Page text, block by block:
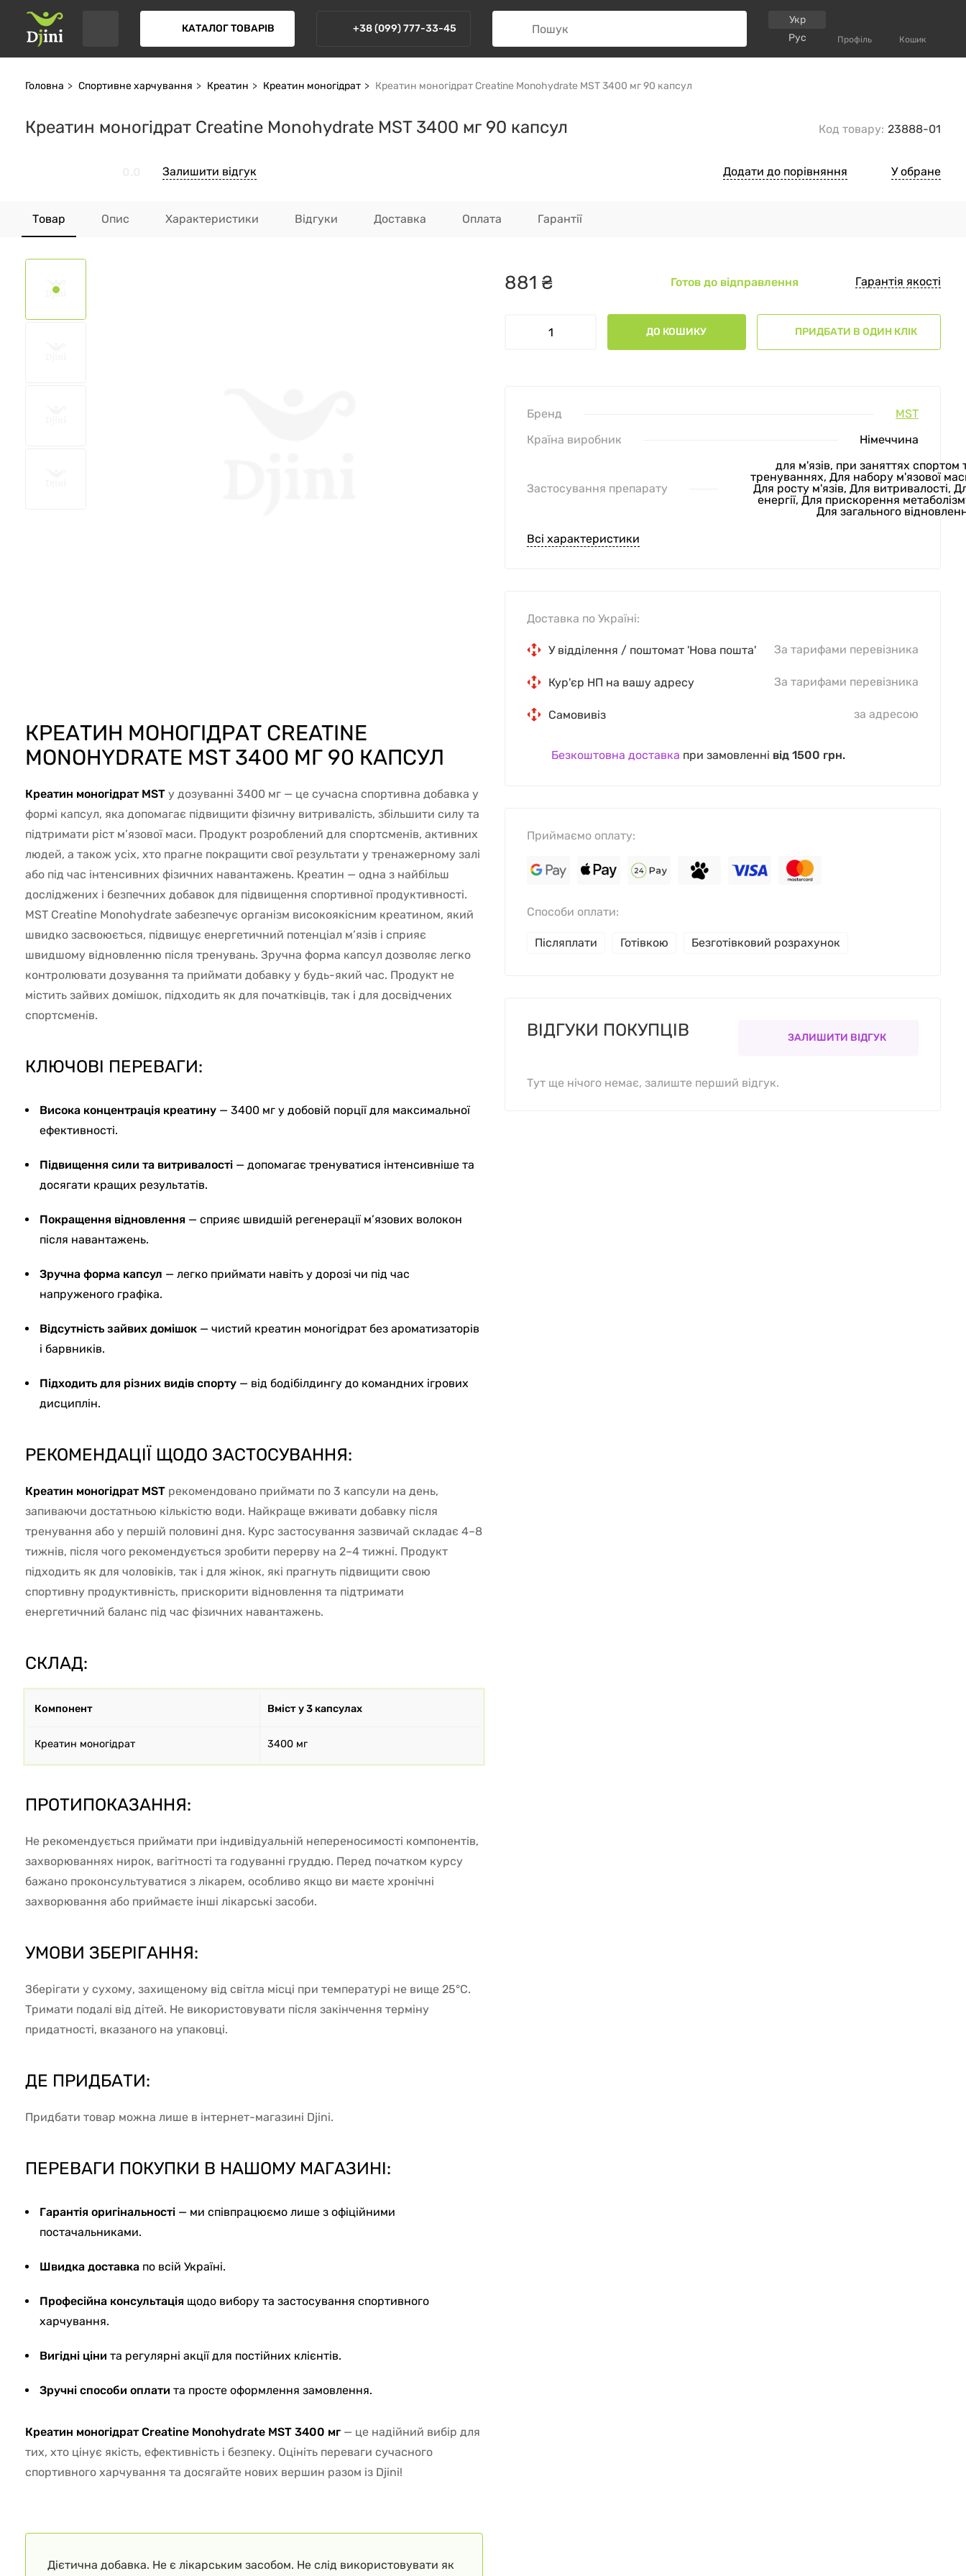
КАТАЛОГ ТОВАРІВ +38 (099) 777-33-45
Укр
Рус
Профіль Кошик
Головна Спортивне харчування Креатин Креатин моногідрат Креатин моногідрат Creatine Monohydrate MST 3400 мг 90 капсул
Креатин моногідрат Creatine Monohydrate MST 3400 мг 90 капсул Код товару: 23888-01
Залишити відгук Додати до порівняння У обране
Товар Опис Характеристики Відгуки Доставка Оплата Гарантії
Дієтична добавка. Не є лікарським засобом. Не слід використовувати як
КРЕАТИН МОНОГІДРАТ CREATINE
MONOHYDRATE MST 3400 МГ 90 КАПСУЛ
Креатин моногідрат MST у дозуванні 3400 мг — це сучасна спортивна добавка у
формі капсул, яка допомагає підвищити фізичну витривалість, збільшити силу та
підтримати ріст м’язової маси. Продукт розроблений для спортсменів, активних
людей, а також усіх, хто прагне покращити свої результати у тренажерному залі
або під час інтенсивних фізичних навантажень. Креатин — одна з найбільш
досліджених і безпечних добавок для підвищення спортивної продуктивності.
MST Creatine Monohydrate забезпечує організм високоякісним креатином, який
швидко засвоюється, підвищує енергетичний потенціал м’язів і сприяє
швидшому відновленню після тренувань. Зручна форма капсул дозволяє легко
контролювати дозування та приймати добавку у будь-який час. Продукт не
містить зайвих домішок, підходить як для початківців, так і для досвідчених
спортсменів.
КЛЮЧОВІ ПЕРЕВАГИ:
Висока концентрація креатину — 3400 мг у добовій порції для максимальної
ефективності.
Підвищення сили та витривалості — допомагає тренуватися інтенсивніше та
досягати кращих результатів.
Покращення відновлення — сприяє швидшій регенерації м’язових волокон
після навантажень.
Зручна форма капсул — легко приймати навіть у дорозі чи під час
напруженого графіка.
Відсутність зайвих домішок — чистий креатин моногідрат без ароматизаторів
і барвників.
Підходить для різних видів спорту — від бодібілдингу до командних ігрових
дисциплін.
РЕКОМЕНДАЦІЇ ЩОДО ЗАСТОСУВАННЯ:
Креатин моногідрат MST рекомендовано приймати по 3 капсули на день,
запиваючи достатньою кількістю води. Найкраще вживати добавку після
тренування або у першій половині дня. Курс застосування зазвичай складає 4–8
тижнів, після чого рекомендується зробити перерву на 2–4 тижні. Продукт
підходить як для чоловіків, так і для жінок, які прагнуть підвищити свою
спортивну продуктивність, прискорити відновлення та підтримати
енергетичний баланс під час фізичних навантажень.
СКЛАД:
Компонент Вміст у 3 капсулах
Креатин моногідрат 3400 мг
ПРОТИПОКАЗАННЯ:
Не рекомендується приймати при індивідуальній непереносимості компонентів,
захворюваннях нирок, вагітності та годуванні груддю. Перед початком курсу
бажано проконсультуватися з лікарем, особливо якщо ви маєте хронічні
захворювання або приймаєте інші лікарські засоби.
УМОВИ ЗБЕРІГАННЯ:
Зберігати у сухому, захищеному від світла місці при температурі не вище 25°C.
Тримати подалі від дітей. Не використовувати після закінчення терміну
придатності, вказаного на упаковці.
ДЕ ПРИДБАТИ:
Придбати товар можна лише в інтернет-магазині Djini.
ПЕРЕВАГИ ПОКУПКИ В НАШОМУ МАГАЗИНІ:
Гарантія оригінальності — ми співпрацюємо лише з офіційними
постачальниками.
Швидка доставка по всій Україні.
Професійна консультація щодо вибору та застосування спортивного
харчування.
Вигідні ціни та регулярні акції для постійних клієнтів.
Зручні способи оплати та просте оформлення замовлення.
Креатин моногідрат Creatine Monohydrate MST 3400 мг — це надійний вибір для
тих, хто цінує якість, ефективність і безпеку. Оцініть переваги сучасного
спортивного харчування та досягайте нових вершин разом із Djini!
881 ₴ Готов до відправлення Гарантія якості
ДО КОШИКУ ПРИДБАТИ В ОДИН КЛІК
Доставка по Україні:
У відділення / поштомат 'Нова пошта' За тарифами перевізника
Кур'єр НП на вашу адресу За тарифами перевізника
Самовивіз за адресою
Безкоштовна доставка при замовленні від 1500 грн.
Приймаємо оплату:
Способи оплати:
Післяплати Готівкою Безготівковий розрахунок
Бренд
MST
Країна виробник
Німеччина
Застосування препарату
для м'язів, при заняттях спортом
тренуваннях, Для набору м'язової
Для росту м'язів, Для витривалості,
енергії, Для прискорення
Для загального
Всі характеристики
ВІДГУКИ ПОКУПЦІВ ЗАЛИШИТИ ВІДГУК
Тут ще нічого немає, залиште перший відгук.